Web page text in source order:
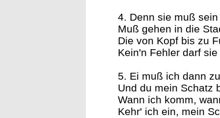
4. Denn sie muß
Muß gehen in die
Die von Kopf bis zu
Kein'n Fehler darf
5. Ei muß ich dann
Und du mein Schatz
Wann ich komm,
Kehr' ich ein, mein